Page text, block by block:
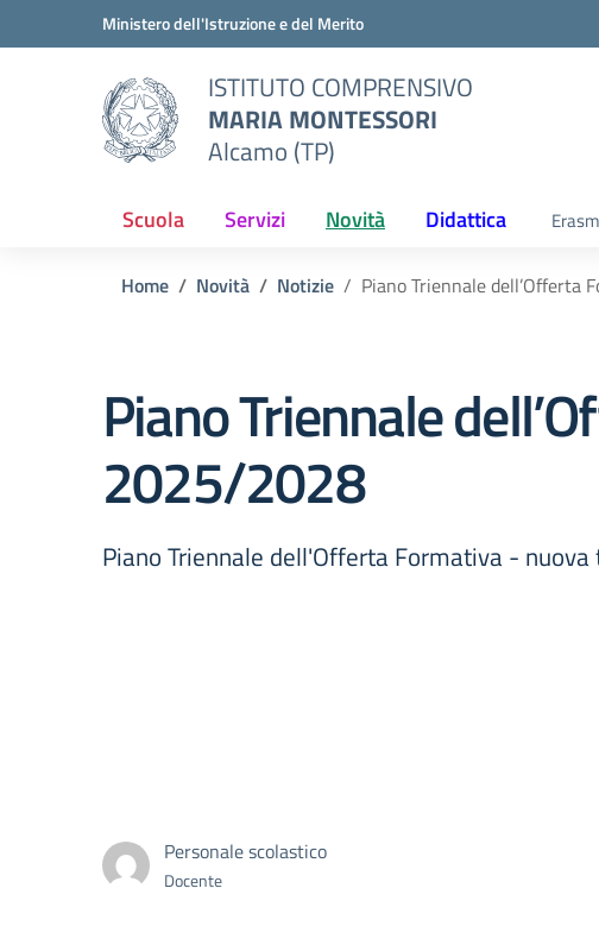
Vai ai contenuti
Vai al menu di navigazioneMinistero dell'Istruzione e del Merito
ISTITUTO COMPRENSIVO
MARIA MONTESSORI
Alcamo (TP)
Scuola Servizi Novità Didattica
Home Novità Notizie Piano Triennale
Piano Triennale
2025/2028
Piano Triennale dell'Offerta Formativa -
Personale scolastico
Docente